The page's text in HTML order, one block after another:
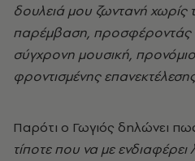
δουλειά μου ζωντανή χωρίς
παρέμβαση, προσφέροντάς
σύγχρονη μουσική,
φροντισμένης
Παρότι ο Γωγιός δηλώνει
τίποτε που να με